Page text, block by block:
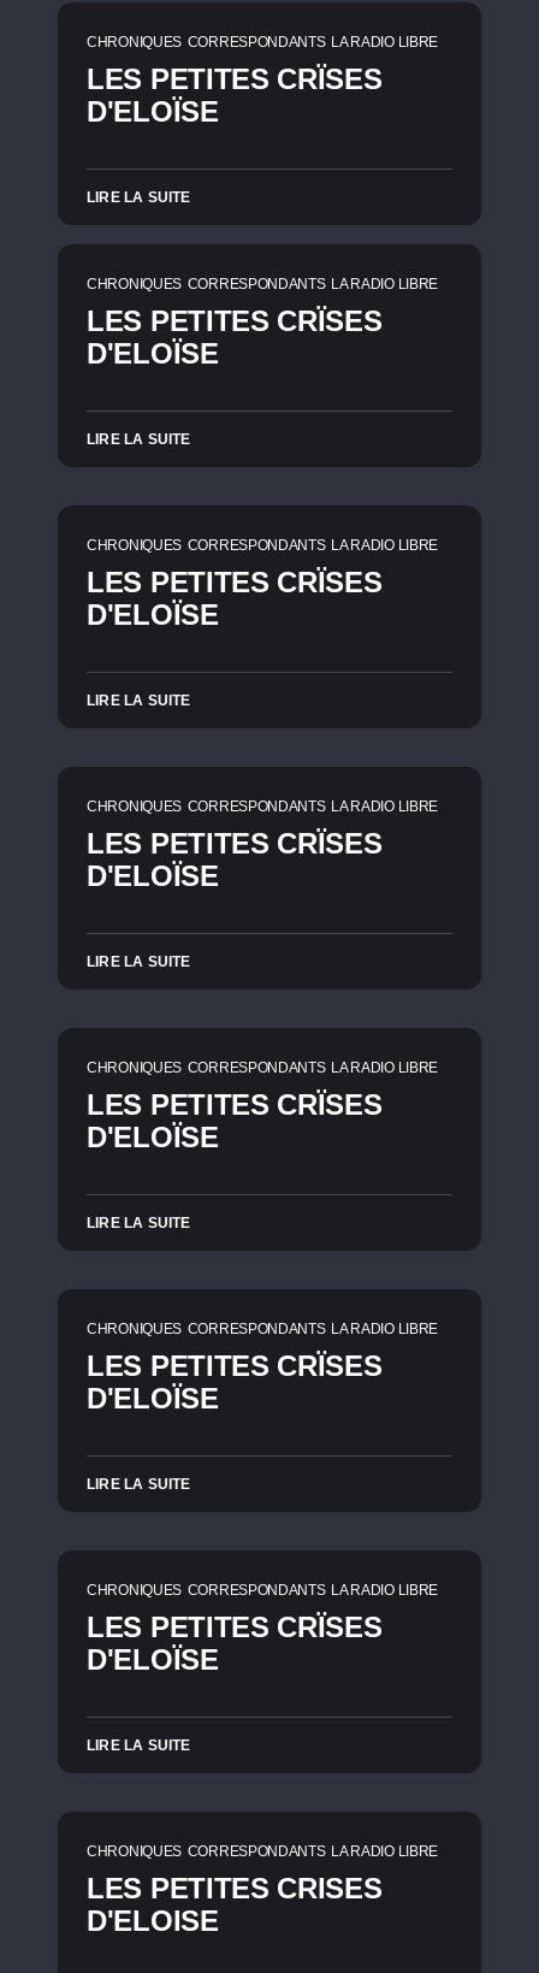
CHRONIQUES CORRESPONDANTS LA RADIO LIBRE
LES PETITES CRÏSES
D'ELOÏSE
LIRE LA SUITE
CHRONIQUES CORRESPONDANTS LA RADIO LIBRE
LES PETITES CRÏSES
D'ELOÏSE
LIRE LA SUITE
CHRONIQUES CORRESPONDANTS LA RADIO LIBRE
LES PETITES CRÏSES
D'ELOÏSE
LIRE LA SUITE
CHRONIQUES CORRESPONDANTS LA RADIO LIBRE
LES PETITES CRÏSES
D'ELOÏSE
LIRE LA SUITE
CHRONIQUES CORRESPONDANTS LA RADIO LIBRE
LES PETITES CRÏSES
D'ELOÏSE
LIRE LA SUITE
CHRONIQUES CORRESPONDANTS LA RADIO LIBRE
LES PETITES CRÏSES
D'ELOÏSE
LIRE LA SUITE
CHRONIQUES CORRESPONDANTS LA RADIO LIBRE
LES PETITES CRÏSES
D'ELOÏSE
LIRE LA SUITE
CHRONIQUES CORRESPONDANTS LA RADIO LIBRE
LES PETITES CRISES
D'ELOISE